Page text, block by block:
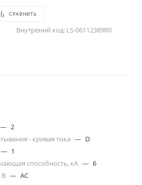
СРАВНИТЬ
Внутрений код: LS-06112389R0
— 2
- кривая тока — D
— 1
способность, кА — 6
В — AC